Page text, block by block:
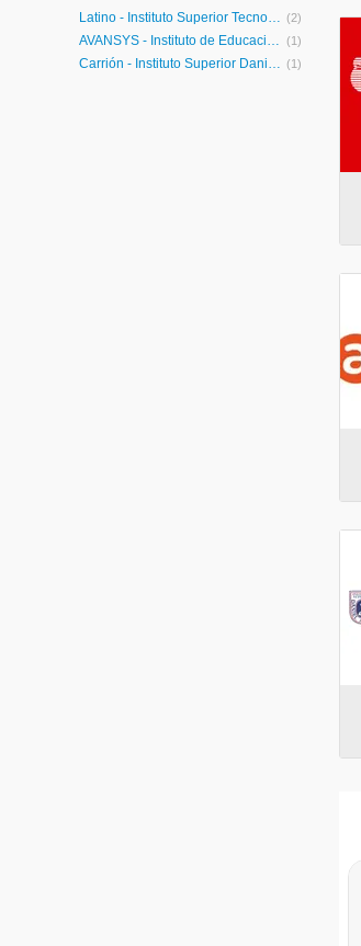
Latino - Instituto Superior Tecnológico Privado Latino (2)
AVANSYS - Instituto de Educación Superior Avansys (1)
Carrión - Instituto Superior Daniel Alcides Carrión (1)